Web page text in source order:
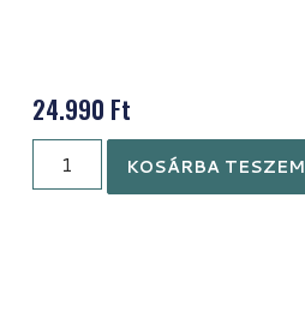
24.990 Ft
KOSÁRBA TESZEM